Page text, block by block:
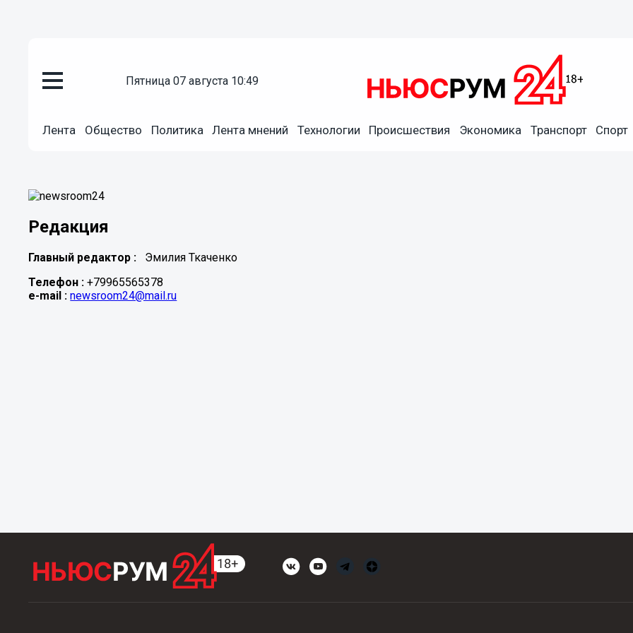
пятница 07 августа 10:49
Лента Общество Политика Лента мнений Технологии Происшествия Экономика Транспорт Спорт
Редакция
Главный редактор :
Эмилия Ткаченко
Телефон : +79965565378
e-mail : newsroom24@mail.ru